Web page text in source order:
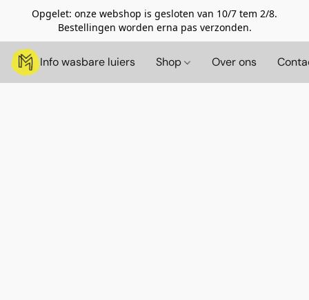
Opgelet: onze webshop is gesloten van 10/7 tem 2/8.
Bestellingen worden erna pas verzonden.
Info wasbare luiers Shop Over ons